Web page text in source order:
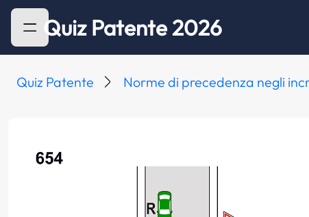
Quiz Patente 2026
Quiz Patente Norme di precedenza negli